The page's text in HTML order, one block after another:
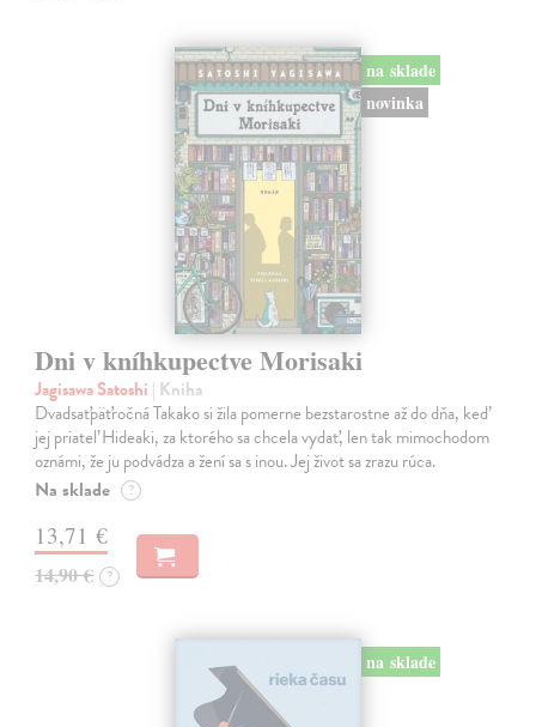
na sklade
novinka
Dni v kníhkupectve Morisaki
Jagisawa Satoshi | Kniha
Dvadsaťpäťročná Takako si žila pomerne bezstarostne až do dňa, keď
jej priateľ Hideaki, za ktorého sa chcela vydať, len tak mimochodom
oznámi, že ju podvádza a žení sa s inou. Jej život sa zrazu rúca.
Na sklade ?
13,71 €
14,90 € ?
na sklade